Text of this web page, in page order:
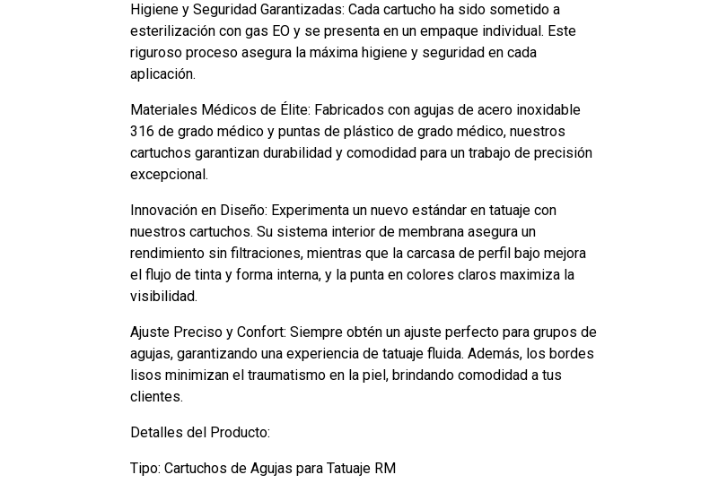
Higiene y Seguridad Garantizadas: Cada cartucho ha sido sometido a
esterilización con gas EO y se presenta en un empaque individual. Este
riguroso proceso asegura la máxima higiene y seguridad en cada
aplicación.
Materiales Médicos de Élite: Fabricados con agujas de acero inoxidable
316 de grado médico y puntas de plástico de grado médico, nuestros
cartuchos garantizan durabilidad y comodidad para un trabajo de precisión
excepcional.
Innovación en Diseño: Experimenta un nuevo estándar en tatuaje con
nuestros cartuchos. Su sistema interior de membrana asegura un
rendimiento sin filtraciones, mientras que la carcasa de perfil bajo mejora
el flujo de tinta y forma interna, y la punta en colores claros maximiza la
visibilidad.
Ajuste Preciso y Confort: Siempre obtén un ajuste perfecto para grupos de
agujas, garantizando una experiencia de tatuaje fluida. Además, los bordes
lisos minimizan el traumatismo en la piel, brindando comodidad a tus
clientes.
Detalles del Producto:
Tipo: Cartuchos de Agujas para Tatuaje RM